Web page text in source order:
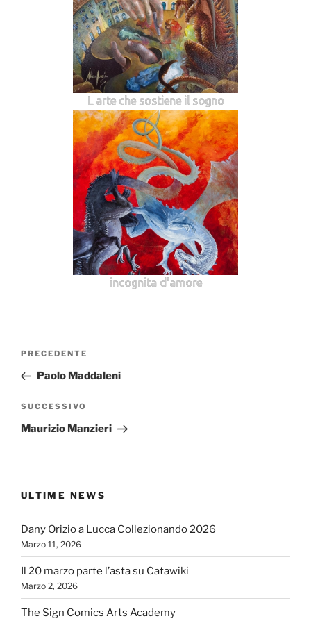
L arte che sostiene il sogno
incognita d'amore
Navigazione
Articolo
precedente:
PRECEDENTE
Paolo Maddaleni
Articolo
successivo
SUCCESSIVO
Maurizio Manzieri
ULTIME NEWS
Dany Orizio a Lucca Collezionando 2026
Marzo 11, 2026
Il 20 marzo parte l’asta su Catawiki
Marzo 2, 2026
The Sign Comics Arts Academy